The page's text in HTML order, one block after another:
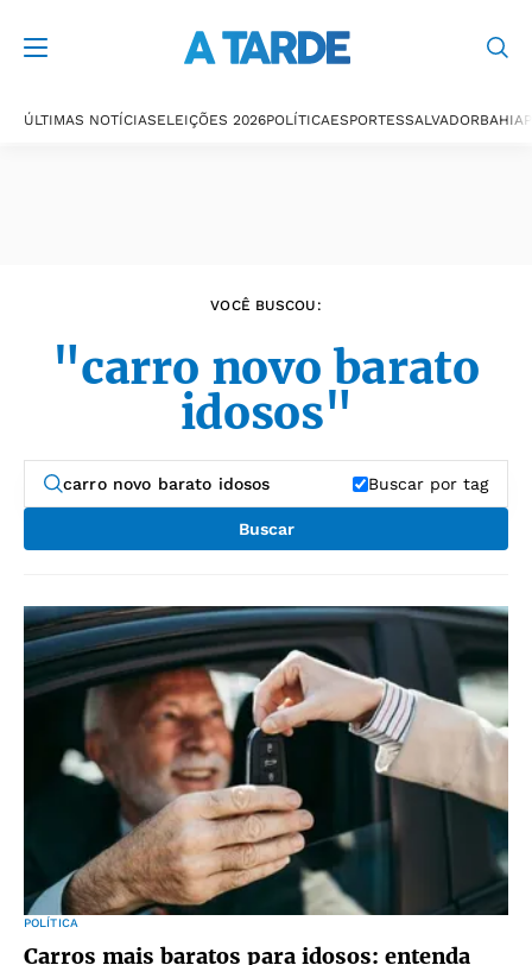
ÚLTIMAS NOTÍCIASELEIÇÕES 2026POLÍTICAESPORTESSALVADORBAHIA
VOCÊ BUSCOU:
"carro novo barato
idosos"
Buscar por tag
Buscar
POLÍTICA
Carros mais baratos para idosos: entenda